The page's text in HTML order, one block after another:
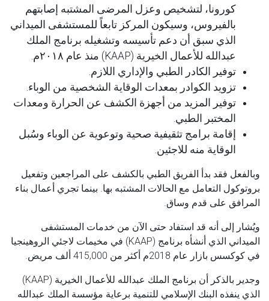
كورونا، لتشخيص وعزل المرضى المشتبه إصابتهم
بالفيروس، وسيكون المركز تابعاً للمستشفى الميداني
الذي سبق أن دعم تأسيسه وتشغيله برنامج الملك
عبدالله للأعمال الخيرية (KAAP) منذ عام ٢٠١٨م.
توفير الكادر الطبي والإداري اللازم.
تزويد الكوادر بمعدات الوقاية الشخصية من الوباء.
توفير المزيد من أجهزة الكشف عن الحرارة ومعدات
المختبر الطبي.
إقامة برامج تثقيفية صحية وتوعوية عن الوباء وسُبل
الوقاية منه للاجئين.
وبالفعل فقد بدأ الفريق الطبي بالكشف على المراجعين وتفعيل
بروتوكول التعامل مع الحالات المشتبه بها. بينما تجري أعمال بناء
المرافق على قدم وساق.
ويُشار إلى أنه قد استفاد حتى الآن من خدمات المستشفى
الميداني الذي أنشأه برنامج (KAAP) في مخيمات لاجئي الروهينجيا
في كوكسس بازار عام 2018م أكثر من 415,000 ألف مريض.
وجدير بالذكر أن برنامج الملك عبدالله للأعمال الخيرية (KAAP)
الذي ينفذه البنك الإسلامي للتنمية برعاية مؤسسة الملك عبدالله